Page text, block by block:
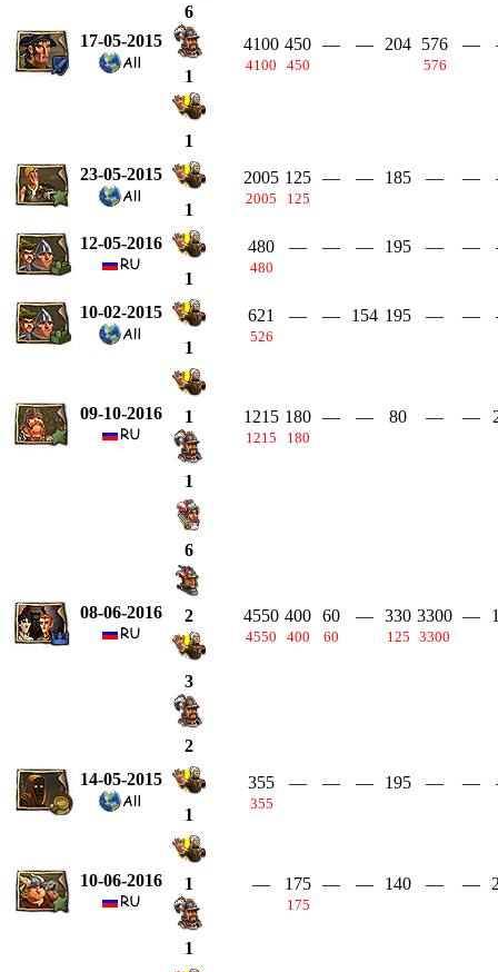
17-05-2015
6
1
1
4100
4100
450
450
— — 204 576
576
—
23-05-2015
1
2005
2005
125
125
— — 185 — —
12-05-2016
1
480
480
— — — 195 — —
10-02-2015
1
621
526
— — 154 195 — —
09-10-2016 1
1
1215
1215
180
180
— — 80 — —
08-06-2016
6
2
3
2
4550
4550
400
400
60
60
— 330
125
3300
3300
—
14-05-2015
1
355
355
— — — 195 — —
10-06-2016 1
1
— 175
175
— — 140 — —